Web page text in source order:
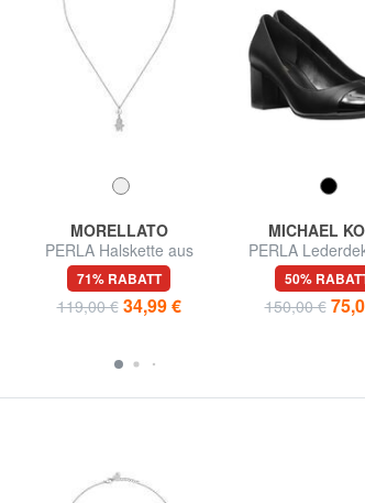
MORELLATO
PERLA Halskette aus
925er Silber
71% RABATT
119,00 € 34,99 €
MICHAEL
PERLA
50%
150,00 €